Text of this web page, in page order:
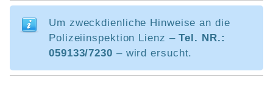
Um zweckdienliche Hinweise an die
Polizeiinspektion Lienz –Tel. NR.:
059133/7230 – wird ersucht.